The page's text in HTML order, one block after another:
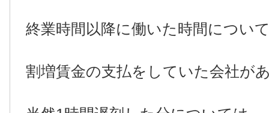
終業時間以降に働いた時間につい
割増賃金の支払をしていた会社が